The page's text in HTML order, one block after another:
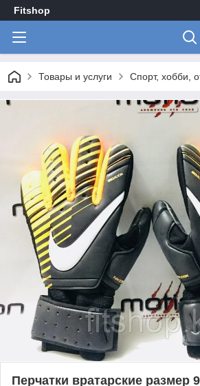
Fitshop
Товары и услуги Спорт, хобби,
Перчатки вратарские размер